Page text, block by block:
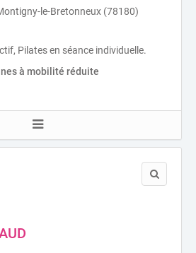
le-Bretonneux (78180)
Pilates en séance individuelle.
à mobilité réduite